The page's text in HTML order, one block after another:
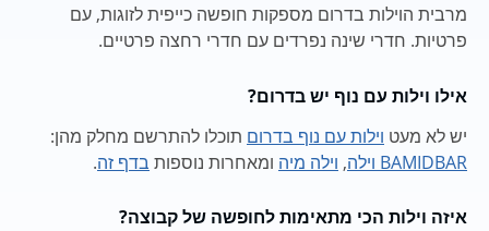
מרבית הוילות בדרום מספקות חופשה כייפית לזוגות, עם
פרטיות. חדרי שינה נפרדים עם חדרי רחצה פרטיים.
אילו וילות עם נוף יש בדרום?
יש לא מעט וילות עם נוף בדרום תוכלו להתרשם מחלק מהן:
BAMIDBAR וילה
, וילה מיה ומאחרות נוספות בדף זה.
איזה וילות הכי מתאימות לחופשה של קבוצה?